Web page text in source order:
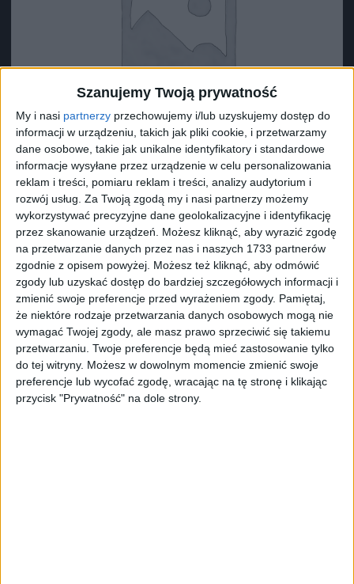
Szanujemy Twoją prywatność
My i nasi partnerzy przechowujemy i/lub uzyskujemy dostęp do
informacji w urządzeniu, takich jak pliki cookie, i przetwarzamy
dane osobowe, takie jak unikalne identyfikatory i standardowe
informacje wysyłane przez urządzenie w celu personalizowania
reklam i treści, pomiaru reklam i treści, analizy audytorium i
rozwój usług. Za Twoją zgodą my i nasi partnerzy możemy
wykorzystywać precyzyjne dane geolokalizacyjne i identyfikację
przez skanowanie urządzeń. Możesz kliknąć, aby wyrazić zgodę
na przetwarzanie danych przez nas i naszych 1733 partnerów
zgodnie z opisem powyżej. Możesz też kliknąć, aby odmówić
zgody lub uzyskać dostęp do bardziej szczegółowych informacji i
zmienić swoje preferencje przed wyrażeniem zgody. Pamiętaj,
że niektóre rodzaje przetwarzania danych osobowych mogą nie
wymagać Twojej zgody, ale masz prawo sprzeciwić się takiemu
przetwarzaniu. Twoje preferencje będą mieć zastosowanie tylko
do tej witryny. Możesz w dowolnym momencie zmienić swoje
preferencje lub wycofać zgodę, wracając na tę stronę i klikając
przycisk "Prywatność" na dole strony.
Surron Podkładka 1 (?34*?29*10)
8,73zł
ZOBACZ WIĘCEJ